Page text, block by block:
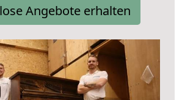
Angebote erhalten